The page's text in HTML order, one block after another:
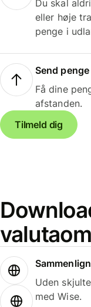
Du skal
eller høje
penge i
Send
Få dine
afstanden.
Tilmeld dig
Uden
med Wise.